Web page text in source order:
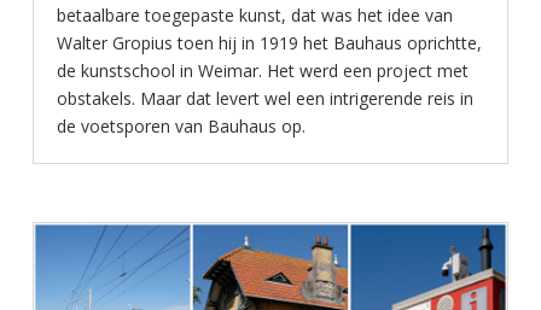
betaalbare toegepaste kunst, dat was het idee van
Walter Gropius toen hij in 1919 het Bauhaus oprichtte,
de kunstschool in Weimar. Het werd een project met
obstakels. Maar dat levert wel een intrigerende reis in
de voetsporen van Bauhaus op.